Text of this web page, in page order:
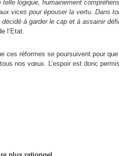
telle logique, humainement
vices pour épouser la vertu. Dans
à garder le cap et à assainir
l’Etat.
ces réformes se poursuivent pour
nos vœux. L’espoir est donc